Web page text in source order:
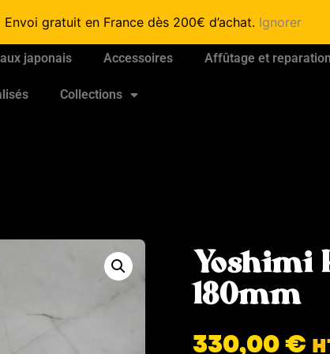
Envoi gratuit en France dès 200€ d’achat. Ignorer
japonais Accessoires Affûtage et reparation
Collections
Yoshimi
180mm
330,00€